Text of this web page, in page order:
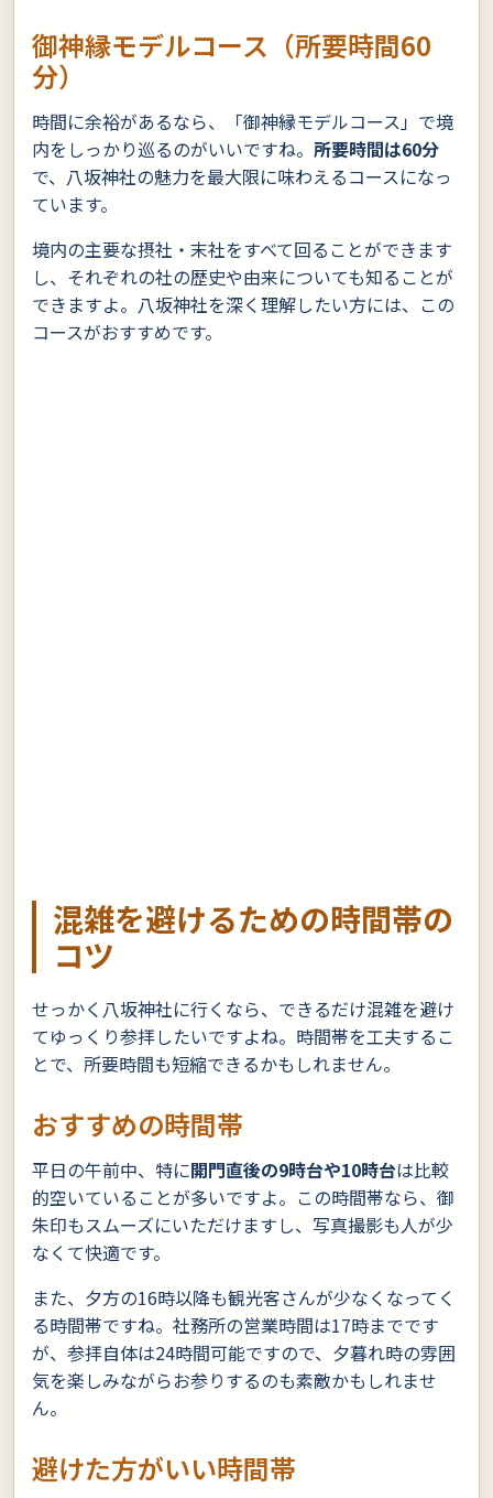
御神縁モデルコース（所要時間60
分）
時間に余裕があるなら、「御神縁モデルコース」で境
内をしっかり巡るのがいいですね。 所要時間は60分
で、八坂神社の魅力を最大限に味わえるコースになっ
ています。
境内の主要な摂社・末社をすべて回ることができます
し、それぞれの社の歴史や由来についても知ることが
できますよ。八坂神社を深く理解したい方には、この
コースがおすすめです。
混雑を避けるための時間帯の
コツ
せっかく八坂神社に行くなら、できるだけ混雑を避け
てゆっくり参拝したいですよね。時間帯を工夫するこ
とで、所要時間も短縮できるかもしれません。
おすすめの時間帯
平日の午前中、特に開門直後の9時台や10時台は比較
的空いていることが多いですよ。この時間帯なら、御
朱印もスムーズにいただけますし、写真撮影も人が少
なくて快適です。
また、夕方の16時以降も観光客さんが少なくなってく
る時間帯ですね。社務所の営業時間は17時までです
が、参拝自体は24時間可能ですので、夕暮れ時の雰囲
気を楽しみながらお参りするのも素敵かもしれませ
ん。
避けた方がいい時間帯